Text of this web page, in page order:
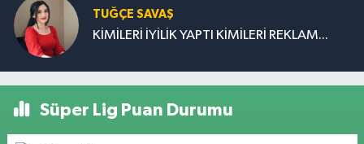
TUĞÇE SAVAŞ
KİMİLERİ İYİLİK YAPTI KİMİLERİ REKLAM...
Süper Lig Puan Durumu